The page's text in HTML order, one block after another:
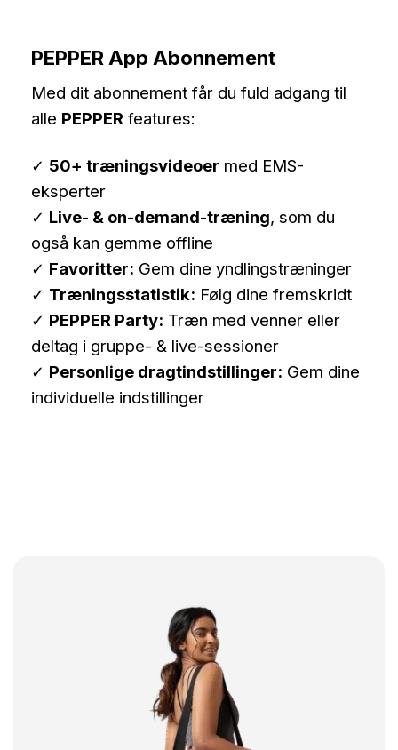
multiple
The
options
be
chosen
on
the
product
page
PEPPER App Abonnement
Med dit abonnement får du fuld adgang til
alle PEPPER features:
✓ 50+ træningsvideoer med EMS-
eksperter
✓ Live- & on-demand-træning, som du
også kan gemme offline
✓ Favoritter: Gem dine yndlingstræninger
✓ Træningsstatistik: Følg dine fremskridt
✓ PEPPER Party: Træn med venner eller
deltag i gruppe- & live-sessioner
✓ Personlige dragtindstillinger: Gem dine
individuelle indstillinger